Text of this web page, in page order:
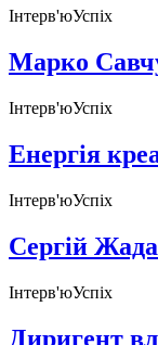
Інтерв'юУспіх
Марко
Інтерв'юУспіх
Енергія
Інтерв'юУспіх
Сергій
Інтерв'юУспіх
Диригент